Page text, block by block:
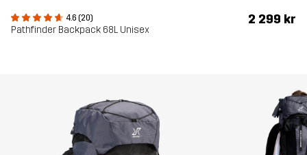
4.6 (20)
Pathfinder Backpack 68L Unisex
2 299 kr